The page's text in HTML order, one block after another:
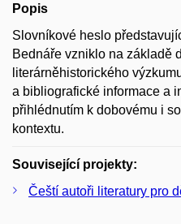
Popis
Slovníkové heslo
Bednáře vzniklo na základě
literárněhistorického
a bibliografické informace a
přihlédnutím k dobovému i
kontextu.
Související projekty:
Čeští autoři literatury pro